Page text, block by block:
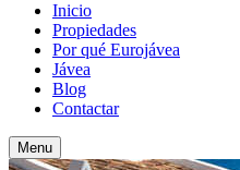
Inicio
Propiedades
Por qué Eurojávea
Jávea
Blog
Contactar
Menu